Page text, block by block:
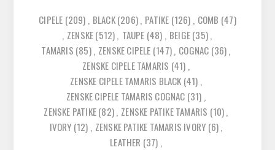
CIPELE (209) , BLACK(206), PATIKE (126) , COMB (47)
, ZENSKE(512), TAUPE (48) , BEIGE(35),
TAMARIS (85), ZENSKE CIPELE (147), COGNAC (36),
ZENSKE CIPELE TAMARIS (41) ,
ZENSKE CIPELE TAMARIS BLACK (41) ,
ZENSKE CIPELE TAMARIS COGNAC (31) ,
ZENSKE PATIKE(82), ZENSKE PATIKE TAMARIS (10),
IVORY (12) , ZENSKE PATIKE TAMARIS IVORY (6),
LEATHER (37) ,